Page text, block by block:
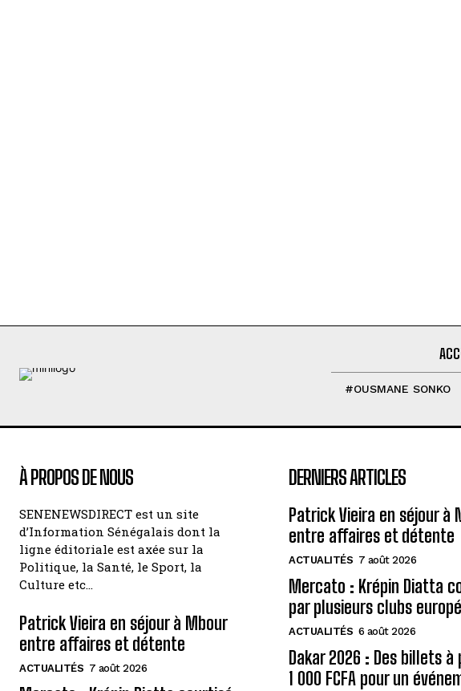
#OUSMANE SONKO
À PROPOS DE NOUS
SENENEWSDIRECT est un site
d’Information Sénégalais dont la
ligne éditoriale est axée sur la
Politique, la Santé, le Sport, la
Culture etc…
Patrick Vieira en séjour à Mbour
entre affaires et détente
ACTUALITÉS 7 août 2026
DERNIERS ARTICLES
Patrick Vieira en séjour à
entre affaires et détente
ACTUALITÉS 7 août 2026
Mercato : Krépin Diatta
par plusieurs clubs
ACTUALITÉS 6 août 2026
Dakar 2026 : Des billets à
1 000 FCFA pour un